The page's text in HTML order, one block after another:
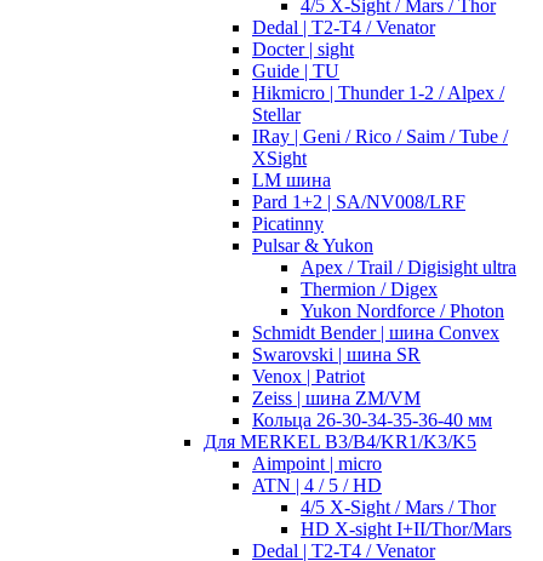
4/5 X-Sight / Mars / Thor
Dedal | T2-T4 / Venator
Docter | sight
Guide | TU
Hikmicro | Thunder 1-2 / Alpex /
Stellar
IRay | Geni / Rico / Saim / Tube /
XSight
LM шина
Pard 1+2 | SA/NV008/LRF
Picatinny
Pulsar & Yukon
Apex / Trail / Digisight ultra
Thermion / Digex
Yukon Nordforce / Photon
Schmidt Bender | шина Convex
Swarovski | шина SR
Venox | Patriot
Zeiss | шина ZM/VM
Кольца 26-30-34-35-36-40 мм
Для MERKEL B3/B4/KR1/K3/K5
Aimpoint | micro
ATN | 4 / 5 / HD
4/5 X-Sight / Mars / Thor
HD X-sight I+II/Thor/Mars
Dedal | T2-T4 / Venator